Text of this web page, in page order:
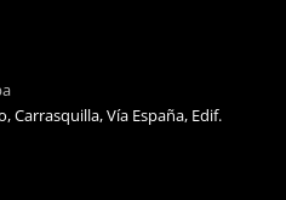
Carrasquilla, Vía España, Edif.